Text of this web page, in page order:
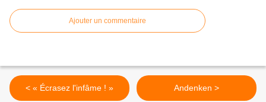
Ajouter un commentaire
< « Écrasez l'infâme ! » Andenken >